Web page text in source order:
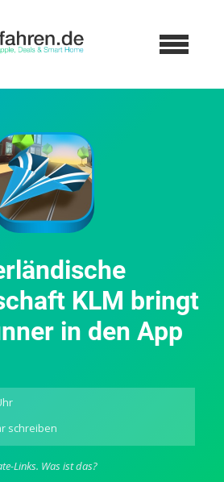
KLM bringt
in den App
schreiben
Jets:
Niederländische
Fluggesellschaft
Links. Was ist das?